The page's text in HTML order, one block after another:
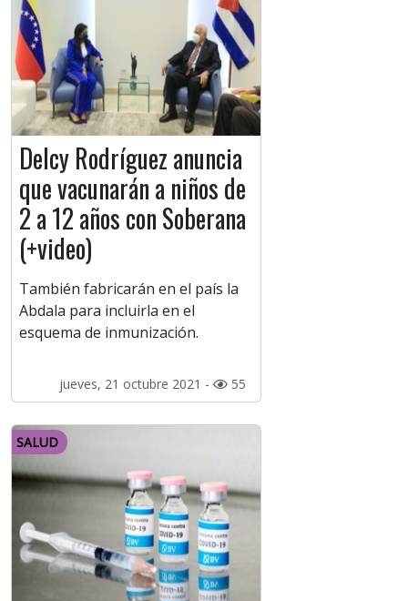
Delcy Rodríguez anuncia
que vacunarán a niños de
2 a 12 años con Soberana
(+video)
También fabricarán en el país la
Abdala para incluirla en el
esquema de inmunización.
jueves, 21 octubre 2021 - 55
SALUD